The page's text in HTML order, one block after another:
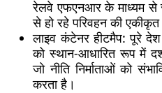
रेलवे एफएनआर के माध्यम
से हो रहे परिवहन की एकीकृत
लाइव कंटेनर हीटमैप: पूरे देश
को स्थान-आधारित रूप में
जो नीति निर्माताओं को
करता है।